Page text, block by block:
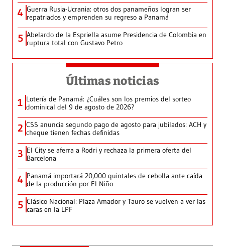
4 Guerra Rusia-Ucrania: otros dos panameños logran ser
repatriados y emprenden su regreso a Panamá
5 Abelardo de la Espriella asume Presidencia de Colombia en
ruptura total con Gustavo Petro
Últimas noticias
1 Lotería de Panamá: ¿Cuáles son los premios del sorteo
dominical del 9 de agosto de 2026?
2 CSS anuncia segundo pago de agosto para jubilados: ACH y
cheque tienen fechas definidas
3 El City se aferra a Rodri y rechaza la primera oferta del
Barcelona
4 Panamá importará 20,000 quintales de cebolla ante caída
de la producción por El Niño
5 Clásico Nacional: Plaza Amador y Tauro se vuelven a ver las
caras en la LPF